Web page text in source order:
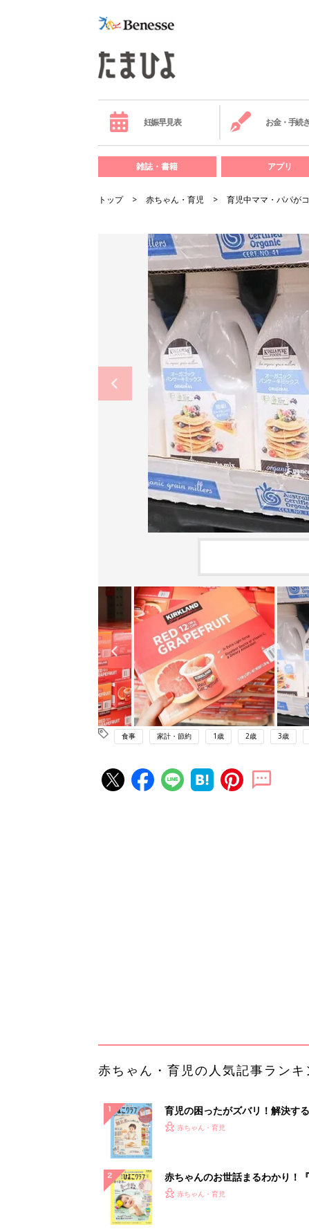
妊娠早見表 お金・手続き
雑誌・書籍 アプリ
トップ 赤ちゃん・育児 育児中ママ・パパが
食事 家計・節約 1歳 2歳 3歳
0％OFF以上が続々登場！
本気が...
PR（Amazon）
ランキングをもっと見る